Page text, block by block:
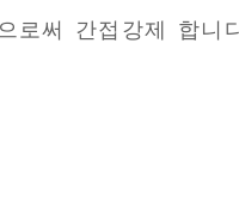
로써 간접강제 합니